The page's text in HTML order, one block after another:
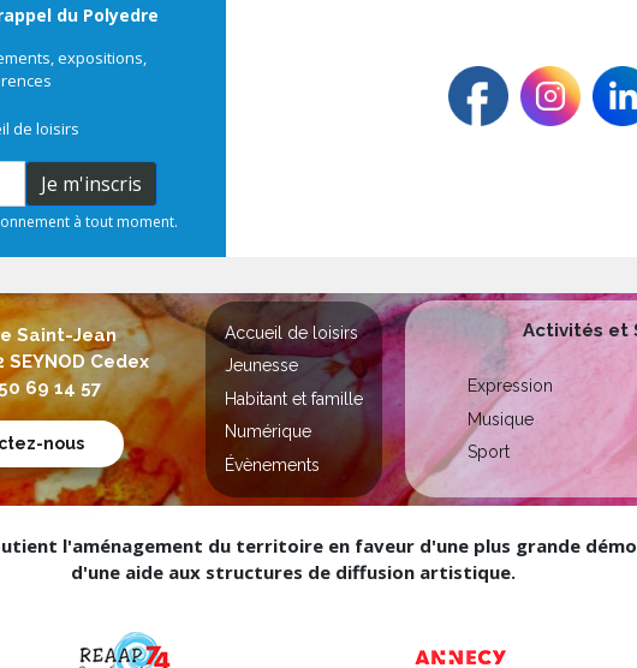
du Polyedre
expositions,
de loisirs
Je m'inscris
à tout moment.
Saint-Jean
SEYNOD Cedex
69 14 57
nous
Accueil de loisirs
Jeunesse
Habitant et famille
Numérique
Évènements
Activités et
Expression
Musique
Sport
l'aménagement du territoire en faveur d'une plus grande
d'une aide aux structures de diffusion artistique.